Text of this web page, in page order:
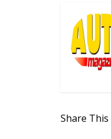
Share This